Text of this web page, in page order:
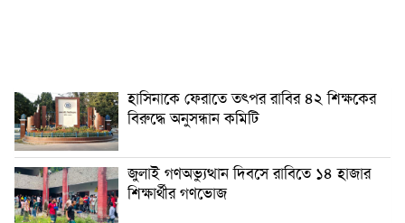
হাসিনাকে ফেরাতে তৎপর রাবির ৪২ শিক্ষকের
বিরুদ্ধে অনুসন্ধান কমিটি
জুলাই গণঅভ্যুত্থান দিবসে রাবিতে ১৪ হাজার
শিক্ষার্থীর গণভোজ